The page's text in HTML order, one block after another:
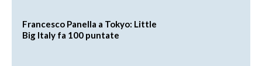
Francesco Panella a Tokyo: Little
Big Italy fa 100 puntate